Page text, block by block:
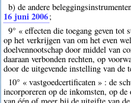
b) de andere
16 juni 2006;
9° « effecten die toegang geven tot
op het verkrijgen van om het even
doelvennootschap door middel van
daaraan verbonden rechten, op
door de uitgevende instelling van de
10° « vastgoedcertificaten » : de
incorporeren op de inkomsten, op de